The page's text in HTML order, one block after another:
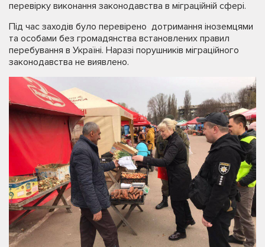
перевірку виконання законодавства в міграційній сфері.
Під час заходів було перевірено дотримання іноземцями
та особами без громадянства встановлених правил
перебування в Україні. Наразі порушників міграційного
законодавства не виявлено.